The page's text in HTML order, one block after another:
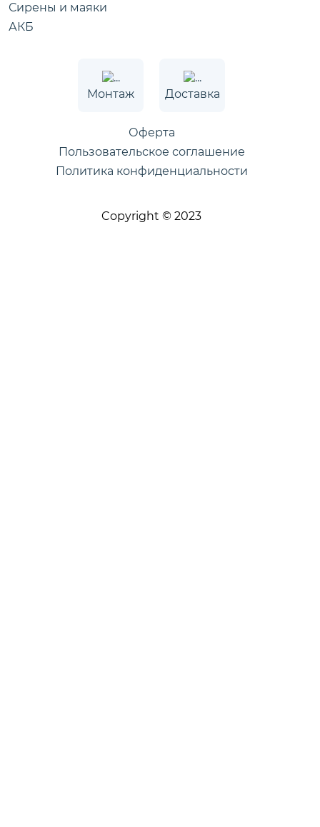
Сирены и маяки
АКБ
Оферта
Пользовательское соглашение
Политика конфиденциальности
Copyright © 2023
Монтаж Доставка